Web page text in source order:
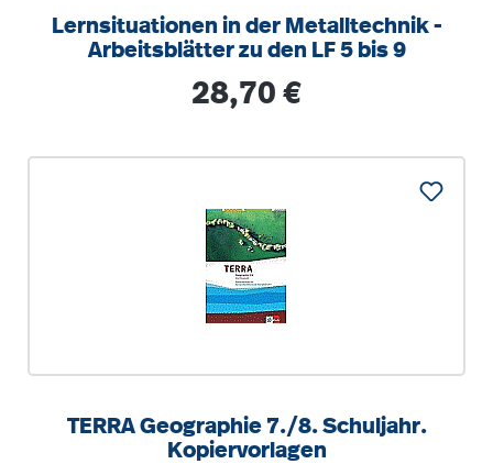
Lernsituationen in der Metalltechnik -
Arbeitsblätter zu den LF 5 bis 9
Regulärer Preis:
28,70 €
TERRA Geographie 7./8. Schuljahr.
Kopiervorlagen